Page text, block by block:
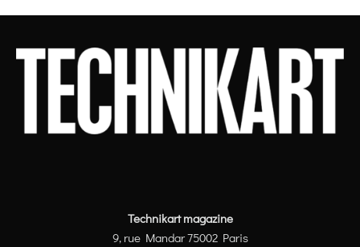
Technikart magazine
9, rue Mandar 75002 Paris